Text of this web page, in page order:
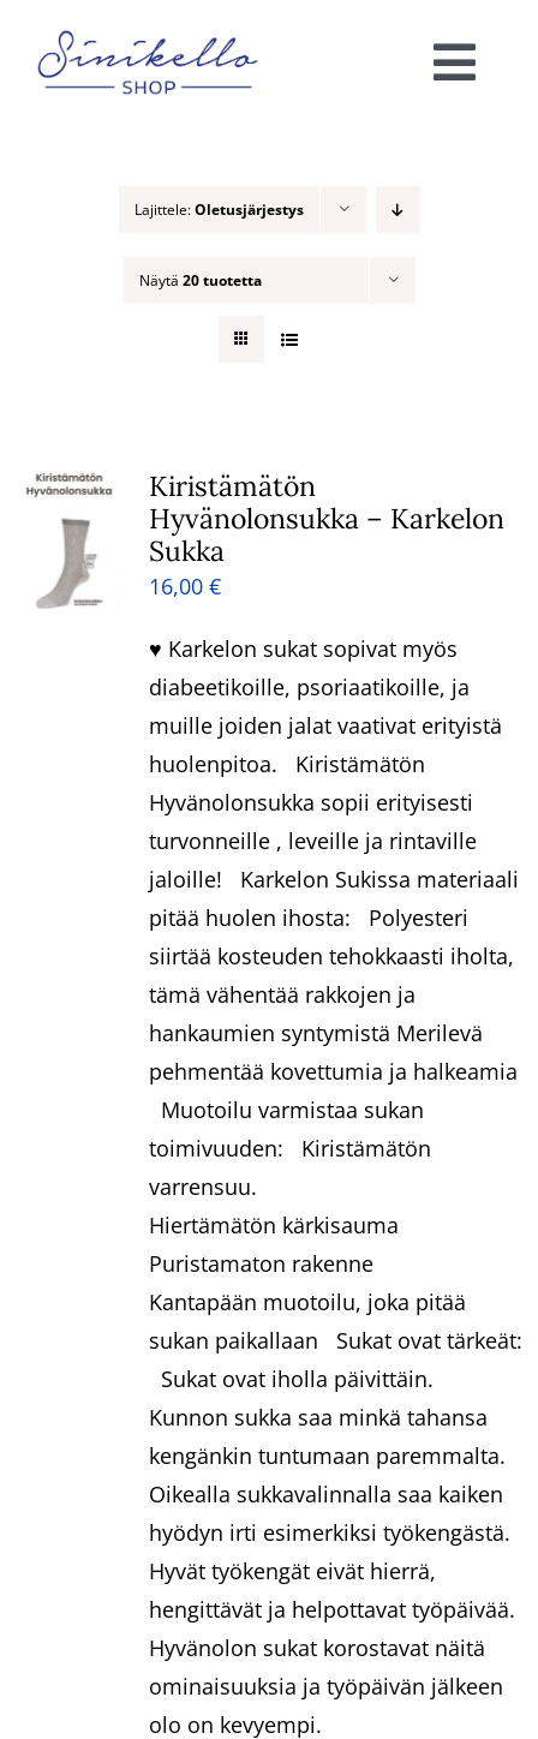
content
Lajittele:Oletusjärjestys
Näytä 20 tuotetta
Kiristämätön
Hyvänolonsukka – Karkelon
Sukka
16,00€
♥ Karkelon sukat sopivat myös
diabeetikoille, psoriaatikoille, ja
muille joiden jalat vaativat erityistä
huolenpitoa. Kiristämätön
Hyvänolonsukka sopii erityisesti
turvonneille , leveille ja rintaville
jaloille! Karkelon Sukissa materiaali
pitää huolen ihosta: Polyesteri
siirtää kosteuden tehokkaasti iholta,
tämä vähentää rakkojen ja
hankaumien syntymistä Merilevä
pehmentää kovettumia ja halkeamia
Muotoilu varmistaa sukan
toimivuuden: Kiristämätön
varrensuu.
Hiertämätön kärkisauma
Puristamaton rakenne
Kantapään muotoilu, joka pitää
sukan paikallaan Sukat ovat tärkeät:
Sukat ovat iholla päivittäin.
Kunnon sukka saa minkä tahansa
kengänkin tuntumaan paremmalta.
Oikealla sukkavalinnalla saa kaiken
hyödyn irti esimerkiksi työkengästä.
Hyvät työkengät eivät hierrä,
hengittävät ja helpottavat työpäivää.
Hyvänolon sukat korostavat näitä
ominaisuuksia ja työpäivän jälkeen
olo on kevyempi.